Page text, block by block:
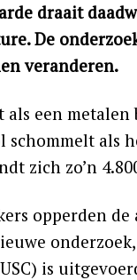
draait
De
veranderen.
een
schommelt als
zich zo’n
opperden
is